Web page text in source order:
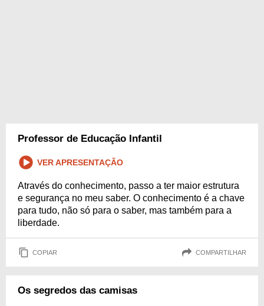
Professor de Educação Infantil
VER APRESENTAÇÃO
Através do conhecimento, passo a ter maior estrutura
e segurança no meu saber. O conhecimento é a chave
para tudo, não só para o saber, mas também para a
liberdade.
COPIAR COMPARTILHAR
Os segredos das camisas